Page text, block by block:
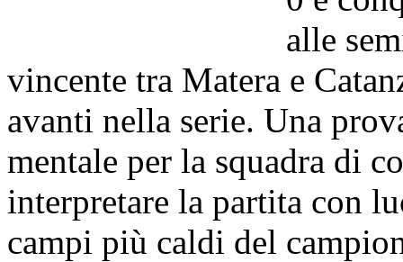
alle
vincente tra Matera e
avanti nella serie. Una
mentale per la squadra di
interpretare la partita con
campi più caldi del